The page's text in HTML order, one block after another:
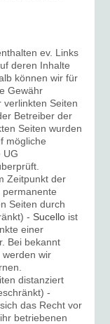
ev. Links
deren Inhalte
können wir für
Gewähr
Seiten
Betreiber der
Seiten wurden
mögliche
UG
Zeitpunkt der
permanente
Seiten durch
- Sucello ist
einer
Bei bekannt
werden wir
distanziert
-
das Recht vor
betriebenen